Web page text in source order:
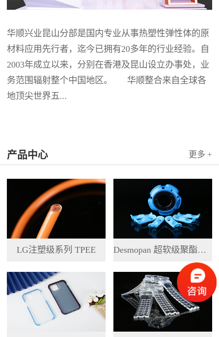
华顺兴业昆山分部是国内专业从事热塑性弹性体的原
材料应用先行者，迄今已拥有20多年的行业经验。自
2003年成立以来，分别在香港及昆山设立办事处，业
务范围辐射整个中国地区。 华顺整合来自全球各
地顶尖世界五...
产品中心 更多 +
LG注塑级系列 TPEE Desmopan 超软级聚酯系列 TPU